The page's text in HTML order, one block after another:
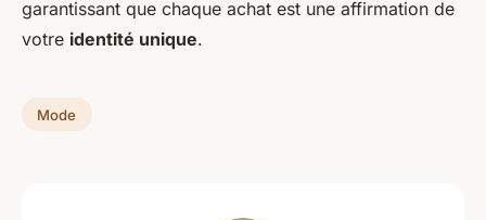
garantissant que chaque achat est une affirmation de
votre identité unique.
Mode